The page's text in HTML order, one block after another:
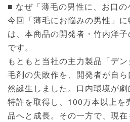
■ なぜ「薄毛の男性に、お口の
今回「薄毛にお悩みの男性」
は、本商品の開発者・竹内洋子
です。
もともと当社の主力製品「デ
毛剤の失敗作を、開発者が自
然誕生しました。口内環境が
特許を取得し、100万本以上を
品へと成長。その一方で、現